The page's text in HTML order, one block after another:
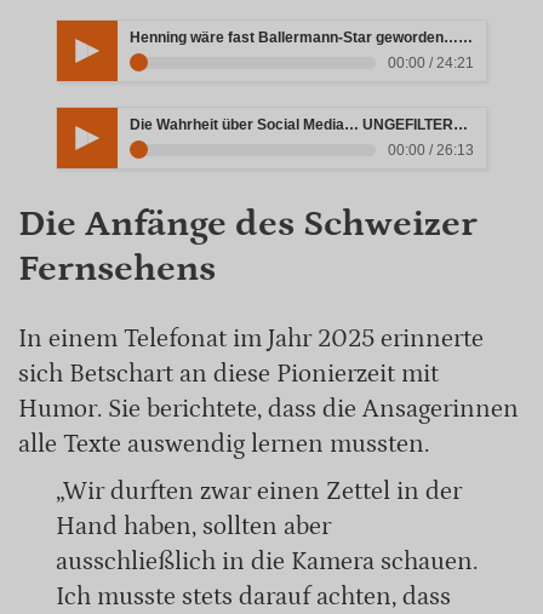
Henning wäre fast Ballermann-Star geworden… warum alles scheiterte | UNGEFILTERT
00:00 / 24:21
Die Wahrheit über Social Media… UNGEFILTERT & EHRLICH
00:00 / 26:13
Die Anfänge des Schweizer
Fernsehens
In einem Telefonat im Jahr 2025 erinnerte
sich Betschart an diese Pionierzeit mit
Humor. Sie berichtete, dass die Ansagerinnen
alle Texte auswendig lernen mussten.
„Wir durften zwar einen Zettel in der
Hand haben, sollten aber
ausschließlich in die Kamera schauen.
Ich musste stets darauf achten, dass